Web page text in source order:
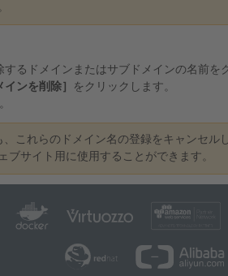
するドメインまたはサブドメインの名前を
インを削除］
をクリックします。
これらのドメイン名の登録をキャンセル
ブサイト用に使用することができます。